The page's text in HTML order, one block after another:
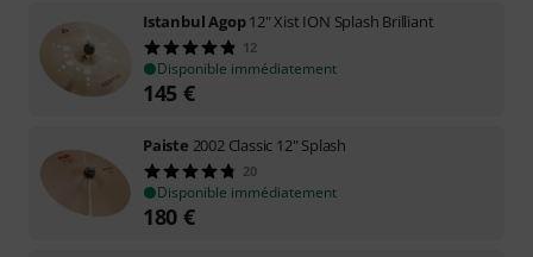
Istanbul Agop12" Xist ION Splash Brilliant
12
Disponible immédiatement
145 €
Paiste 2002 Classic 12" Splash
20
Disponible immédiatement
180 €